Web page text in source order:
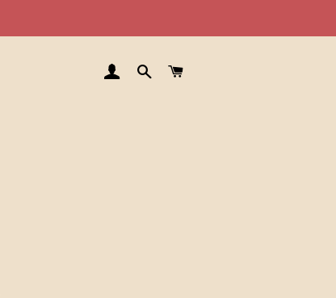
INGRESAR
BUSCAR